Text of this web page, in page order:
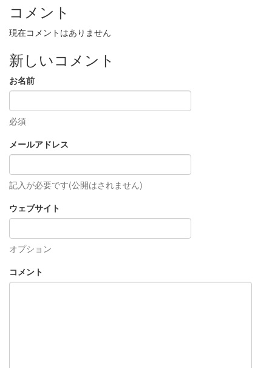
コメント
現在コメントはありません
新しいコメント
お名前
必須
メールアドレス
記入が必要です(公開はされません)
ウェブサイト
オプション
コメント